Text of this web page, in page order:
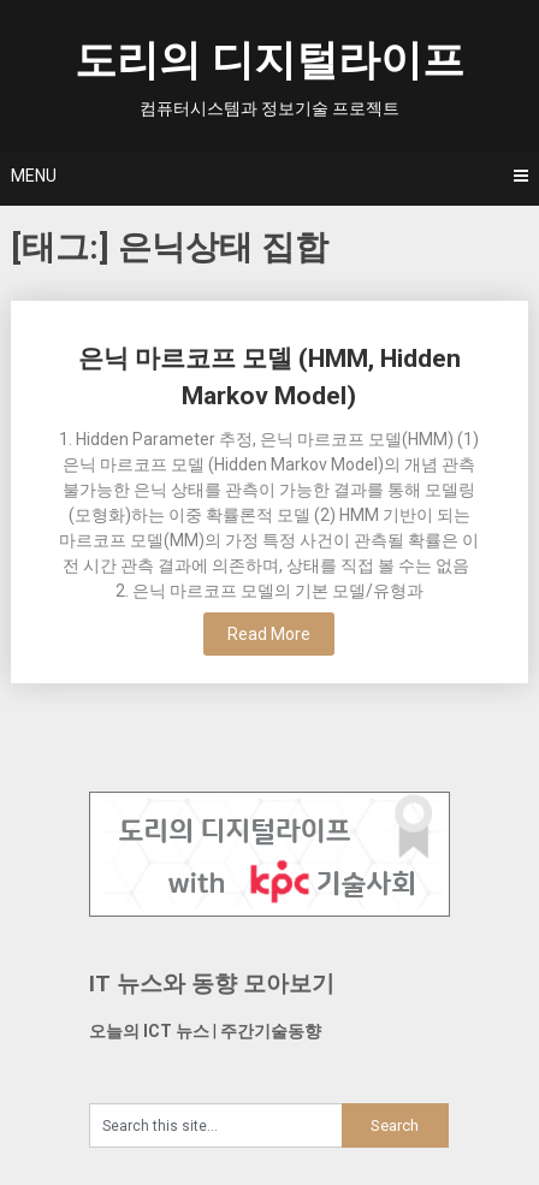
도리의 디지털라이프
컴퓨터시스템과 정보기술 프로젝트
MENU
[태그:] 은닉상태 집합
은닉 마르코프 모델 (HMM, Hidden
Markov Model)
1. Hidden Parameter 추정, 은닉 마르코프 모델(HMM) (1)
은닉 마르코프 모델 (Hidden Markov Model)의 개념 관측
불가능한 은닉 상태를 관측이 가능한 결과를 통해 모델링
(모형화)하는 이중 확률론적 모델 (2) HMM 기반이 되는
마르코프 모델(MM)의 가정 특정 사건이 관측될 확률은 이
전 시간 관측 결과에 의존하며, 상태를 직접 볼 수는 없음
2. 은닉 마르코프 모델의 기본 모델/유형과
Read More
navigation
IT 뉴스와 동향 모아보기
오늘의 ICT 뉴스| 주간기술동향